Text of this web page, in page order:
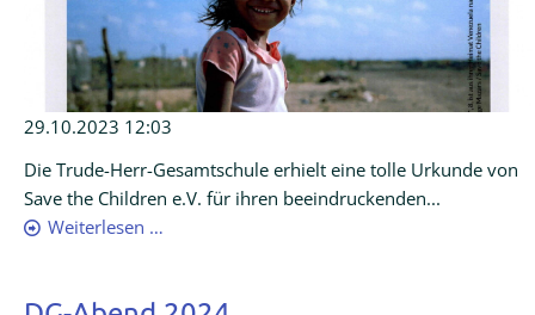
29.10.2023 12:03
Die Trude-Herr-Gesamtschule erhielt eine tolle Urkunde von
Save the Children e.V. für ihren beeindruckenden...
Weiterlesen …